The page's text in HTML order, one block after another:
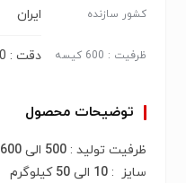
کشور سازنده ایران
ظرفیت : 600 کیسه دقت : 100 گرم
توضیحات محصول
ظرفیت تولید :500 الی600
سایز :10 الی50 کیلوگرم